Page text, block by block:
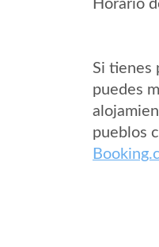
Horario
Si tienes
puedes
pueblos